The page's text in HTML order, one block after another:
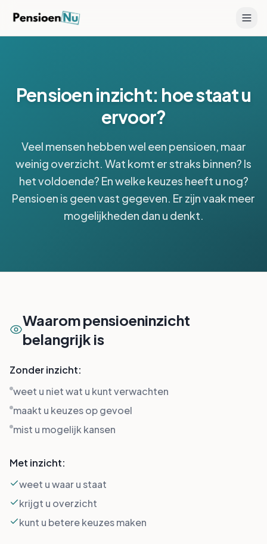
Pensioen inzicht: hoe staat u
ervoor?
Veel mensen hebben wel een pensioen, maar
weinig overzicht. Wat komt er straks binnen? Is
het voldoende? En welke keuzes heeft u nog?
Pensioen is geen vast gegeven. Er zijn vaak meer
mogelijkheden dan u denkt.
Waarom pensioeninzicht
belangrijk is
Zonder inzicht:
weet u niet wat u kunt verwachten
maakt u keuzes op gevoel
mist u mogelijk kansen
Met inzicht:
weet u waar u staat
krijgt u overzicht
kunt u betere keuzes maken